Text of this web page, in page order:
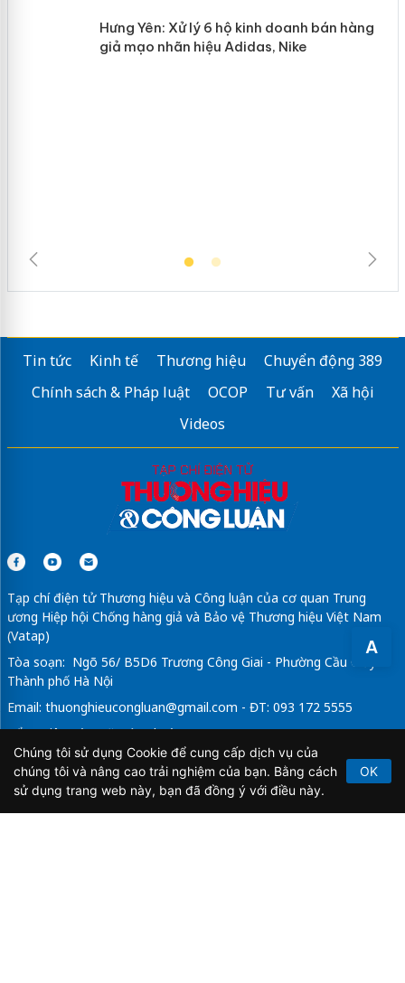
A
mại trong tháng 7
Tin tức Kinh tế Thương hiệu
Chuyển động 389
Chính sách & Pháp luật
OCOP Tư vấn
Xã hội
Videos
Tạp chí điện tử Thương hiệu và Công luận của cơ quan Trung
ương Hiệp hội Chống hàng giả và Bảo vệ Thương hiệu Việt Nam
(Vatap)
Tòa soạn: Ngõ 56/ B5D6 Trương Công Giai - Phường Cầu Giấy -
Thành phố Hà Nội
Email: thuonghieucongluan@gmail.com - ĐT: 093 172 5555
Tổng Biên Tập: Vũ Đức Thuận
Giấy phép hoạt động báo chí điện tử số 64/GP-BTTTT do Bộ
Thông tin và Truyền thông cấp ngày 21/2/2020.
Chúng tôi sử dụng Cookie để cung cấp dịch vụ của
chúng tôi và nâng cao trải nghiệm của bạn. Bằng cách
sử dụng trang web này, bạn đã đồng ý với điều này.
OK